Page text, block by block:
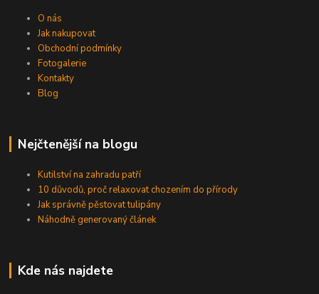
O nás
Jak nakupovat
Obchodní podmínky
Fotogalerie
Kontakty
Blog
Nejčtenější na blogu
Kutilství na zahradu patří
10 důvodů, proč relaxovat chozením do přírody
Jak správně pěstovat tulipány
Náhodně generovaný článek
Kde nás najdete